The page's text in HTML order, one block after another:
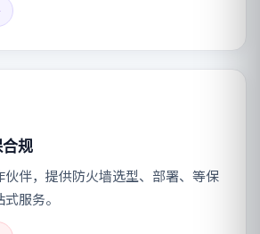
规
伙伴，提供防火墙选型、部署、等保
服务。